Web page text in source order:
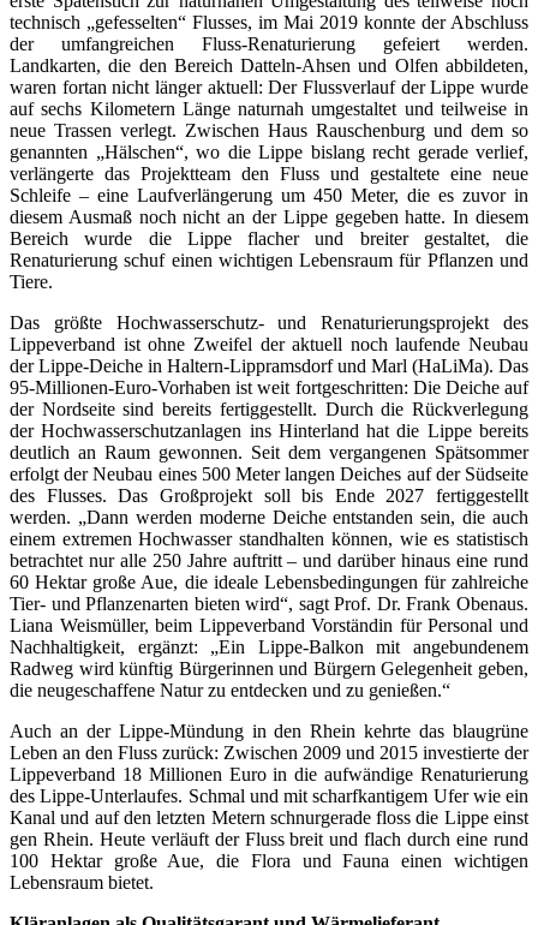
technisch „gefesselten“ Flusses, im Mai 2019 konnte der Abschluss
der umfangreichen Fluss-Renaturierung gefeiert werden.
Landkarten, die den Bereich Datteln-Ahsen und Olfen abbildeten,
waren fortan nicht länger aktuell: Der Flussverlauf der Lippe wurde
auf sechs Kilometern Länge naturnah umgestaltet und teilweise in
neue Trassen verlegt. Zwischen Haus Rauschenburg und dem so
genannten „Hälschen“, wo die Lippe bislang recht gerade verlief,
verlängerte das Projektteam den Fluss und gestaltete eine neue
Schleife – eine Laufverlängerung um 450 Meter, die es zuvor in
diesem Ausmaß noch nicht an der Lippe gegeben hatte. In diesem
Bereich wurde die Lippe flacher und breiter gestaltet, die
Renaturierung schuf einen wichtigen Lebensraum für Pflanzen und
Tiere.
Das größte Hochwasserschutz- und Renaturierungsprojekt des
Lippeverband ist ohne Zweifel der aktuell noch laufende Neubau
der Lippe-Deiche in Haltern-Lippramsdorf und Marl (HaLiMa). Das
95-Millionen-Euro-Vorhaben ist weit fortgeschritten: Die Deiche auf
der Nordseite sind bereits fertiggestellt. Durch die Rückverlegung
der Hochwasserschutzanlagen ins Hinterland hat die Lippe bereits
deutlich an Raum gewonnen. Seit dem vergangenen Spätsommer
erfolgt der Neubau eines 500 Meter langen Deiches auf der Südseite
des Flusses. Das Großprojekt soll bis Ende 2027 fertiggestellt
werden. „Dann werden moderne Deiche entstanden sein, die auch
einem extremen Hochwasser standhalten können, wie es statistisch
betrachtet nur alle 250 Jahre auftritt – und darüber hinaus eine rund
60 Hektar große Aue, die ideale Lebensbedingungen für zahlreiche
Tier- und Pflanzenarten bieten wird“, sagt Prof. Dr. Frank Obenaus.
Liana Weismüller, beim Lippeverband Vorständin für Personal und
Nachhaltigkeit, ergänzt: „Ein Lippe-Balkon mit angebundenem
Radweg wird künftig Bürgerinnen und Bürgern Gelegenheit geben,
die neugeschaffene Natur zu entdecken und zu genießen.“
Auch an der Lippe-Mündung in den Rhein kehrte das blaugrüne
Leben an den Fluss zurück: Zwischen 2009 und 2015 investierte der
Lippeverband 18 Millionen Euro in die aufwändige Renaturierung
des Lippe-Unterlaufes. Schmal und mit scharfkantigem Ufer wie ein
Kanal und auf den letzten Metern schnurgerade floss die Lippe einst
gen Rhein. Heute verläuft der Fluss breit und flach durch eine rund
100 Hektar große Aue, die Flora und Fauna einen wichtigen
Lebensraum bietet.